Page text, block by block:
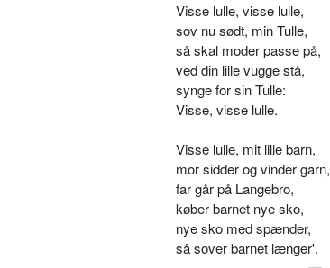
Visse lulle, visse lulle,
sov nu sødt, min Tulle,
så skal moder passe på,
ved din lille vugge stå,
synge for sin Tulle:
Visse, visse lulle.
Visse lulle, mit lille barn,
mor sidder og vinder garn,
far går på Langebro,
køber barnet nye sko,
nye sko med spænder,
så sover barnet længer'.